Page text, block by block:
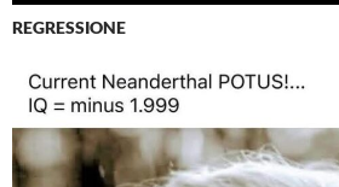
REGRESSIONE